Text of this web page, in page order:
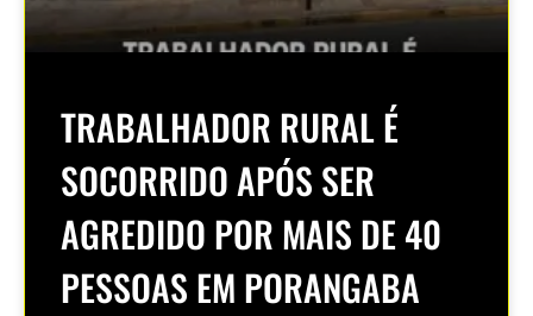
TRABALHADOR RURAL É
SOCORRIDO APÓS SER
AGREDIDO POR MAIS DE 40
PESSOAS EM PORANGABA